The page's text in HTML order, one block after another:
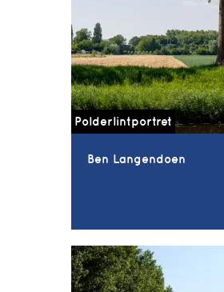
Polderlintportret
Ben Langendoen